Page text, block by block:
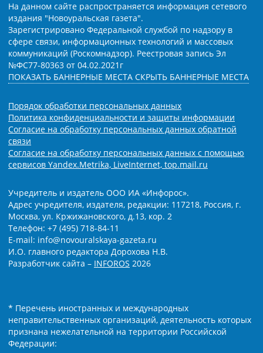
На данном сайте распространяется информация сетевого
издания "Новоуральская газета".
Зарегистрировано Федеральной службой по надзору в
сфере связи, информационных технологий и массовых
коммуникаций (Роскомнадзор). Реестровая запись Эл
№ФС77-80363 от 04.02.2021г
ПОКАЗАТЬ БАННЕРНЫЕ МЕСТА СКРЫТЬ БАННЕРНЫЕ МЕСТА
Порядок обработки персональных данных
Политика конфиденциальности и защиты информации
Согласие на обработку персональных данных обратной
связи
Согласие на обработку персональных данных с помощью
сервисов Yandex.Metrika, LiveInternet, top.mail.ru
Учредитель и издатель ООО ИА «Инфорос».
Адрес учредителя, издателя, редакции: 117218, Россия, г.
Москва, ул. Кржижановского, д.13, кор. 2
Телефон: +7 (495) 718-84-11
E-mail: info@novouralskaya-gazeta.ru
И.О. главного редактора Дорохова Н.В.
Разработчик сайта – INFOROS 2026
* Перечень иностранных и международных
неправительственных организаций, деятельность которых
признана нежелательной на территории Российской
Федерации: